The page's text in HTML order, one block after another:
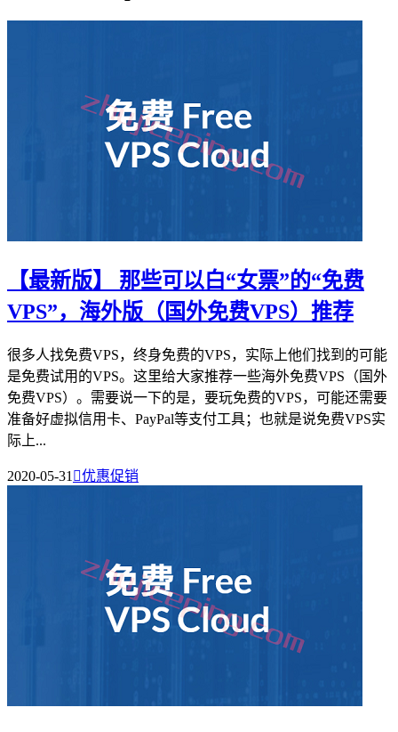
【最新版】 那些可以白“女票”的“免费
VPS”，海外版（国外免费VPS）推荐
很多人找免费VPS，终身免费的VPS，实际上他们找到的可能
是免费试用的VPS。这里给大家推荐一些海外免费VPS（国外
免费VPS）。需要说一下的是，要玩免费的VPS，可能还需要
准备好虚拟信用卡、PayPal等支付工具；也就是说免费VPS实
际上...
2020-05-31 优惠促销